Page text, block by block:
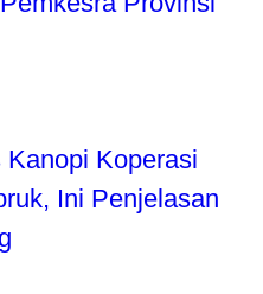
Kanopi Koperasi
Ini Penjelasan